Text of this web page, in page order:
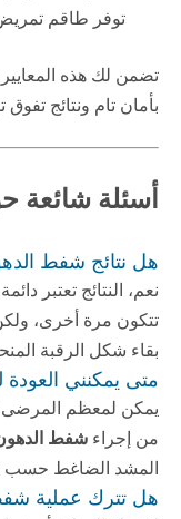
توفر طاقم
تضمن لك هذه
بأمان تام ونتائج تفوق
أسئلة شائعة
هل نتائج شفط
نعم، النتائج تعتبر
تتكون مرة أخرى،
بقاء شكل الرقبة
متى يمكنني العودة
من إجراء شفط
المشد الضاغط حسب
هل تترك عملية